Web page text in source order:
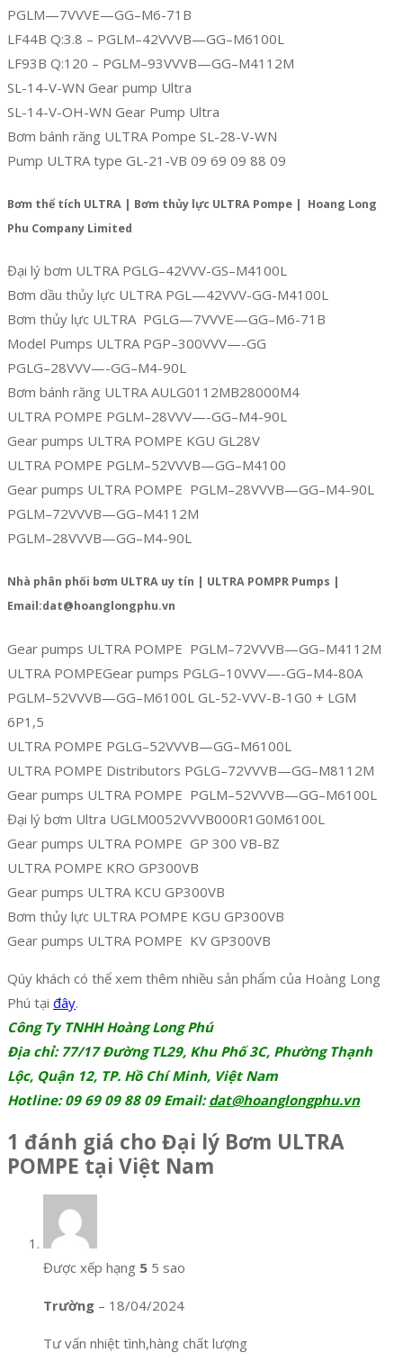
PGLM—7VVVE—GG–M6-71B
LF44B Q:3.8 – PGLM–42VVVB—GG–M6100L
LF93B Q:120 – PGLM–93VVVB—GG–M4112M
SL-14-V-WN Gear pump Ultra
SL-14-V-OH-WN Gear Pump Ultra
Bơm bánh răng ULTRA Pompe SL-28-V-WN
Pump ULTRA type GL-21-VB 09 69 09 88 09
Bơm thể tích ULTRA | Bơm thủy lực ULTRA Pompe | Hoang Long
Phu Company Limited
Đại lý bơm ULTRA PGLG–42VVV-GS–M4100L
Bơm dầu thủy lực ULTRA PGL—42VVV-GG-M4100L
Bơm thủy lực ULTRA PGLG—7VVVE—GG–M6-71B
Model Pumps ULTRA PGP–300VVV—-GG
PGLG–28VVV—-GG–M4-90L
Bơm bánh răng ULTRA AULG0112MB28000M4
ULTRA POMPE PGLM–28VVV—-GG–M4-90L
Gear pumps ULTRA POMPE KGU GL28V
ULTRA POMPE PGLM–52VVVB—GG–M4100
Gear pumps ULTRA POMPE PGLM–28VVVB—GG–M4-90L
PGLM–72VVVB—GG–M4112M
PGLM–28VVVB—GG–M4-90L
Nhà phân phối bơm ULTRA uy tín | ULTRA POMPR Pumps |
Email:dat@hoanglongphu.vn
Gear pumps ULTRA POMPE PGLM–72VVVB—GG–M4112M
ULTRA POMPEGear pumps PGLG–10VVV—-GG–M4-80A
PGLM–52VVVB—GG–M6100L GL-52-VVV-B-1G0 + LGM
6P1,5
ULTRA POMPE PGLG–52VVVB—GG–M6100L
ULTRA POMPE Distributors PGLG–72VVVB—GG–M8112M
Gear pumps ULTRA POMPE PGLM–52VVVB—GG–M6100L
Đại lý bơm Ultra UGLM0052VVVB000R1G0M6100L
Gear pumps ULTRA POMPE GP 300 VB-BZ
ULTRA POMPE KRO GP300VB
Gear pumps ULTRA KCU GP300VB
Bơm thủy lực ULTRA POMPE KGU GP300VB
Gear pumps ULTRA POMPE KV GP300VB
Qúy khách có thể xem thêm nhiều sản phẩm của Hoàng Long
Phú tại đây.
Công Ty TNHH Hoàng Long Phú
Địa chỉ: 77/17 Đường TL29, Khu Phố 3C, Phường Thạnh
Lộc, Quận 12, TP. Hồ Chí Minh, Việt Nam
Hotline: 09 69 09 88 09 Email:dat@hoanglongphu.vn
1 đánh giá cho Đại lý Bơm ULTRA
POMPE tại Việt Nam
Được xếp hạng 5 5 sao
Trường – 18/04/2024
Tư vấn nhiệt tình,hàng chất lượng